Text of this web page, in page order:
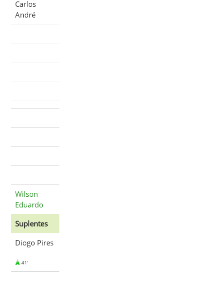
Carlos
André
Wilson
Eduardo
Suplentes
Diogo Pires
41'